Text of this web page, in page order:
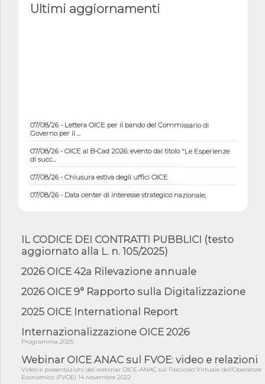
Ultimi aggiornamenti
07/08/26 - Lettera OICE per il bando del Commissario di
Governo per il ...
07/08/26 - OICE al B-Cad 2026: evento dal titolo "Le Esperienze
di succ...
07/08/26 - Chiusura estiva degli uffici OICE
07/08/26 - Data center di interesse strategico nazionale;
interventi pe...
07/08/26 - Ponte sullo Stretto di Messina: deliberata la
sussistenza di...
07/08/26 - Tunnel Brennero, dal Cipess via libera al quinto lotto
06/08/26 - Istat, produzione industriale in calo dell'1% a giugno,
con ...
riqualificazione sism...
06/08/26 - CdM: approvato il d.lgs. di adeguamento all’AI Act in
IL CODICE DEI CONTRATTI PUBBLICI (testo
aggiornato alla L. n. 105/2025)
2026 OICE 42a Rilevazione annuale
2026 OICE 9° Rapporto sulla Digitalizzazione
2025 OICE International Report
Internazionalizzazione OICE 2026
Programma 2025
Webinar OICE ANAC sul FVOE: video e relazioni
Video e presentazioni del webinar OICE-ANAC sul Fascicolo Virtuale dell'Operatore
Economico (FVOE) 14 novembre 2022